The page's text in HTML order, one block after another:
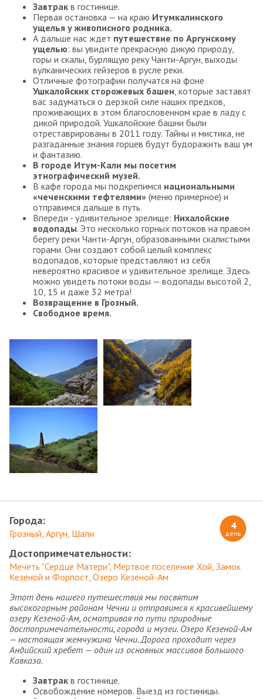
Завтрак в гостинице.
Первая остановка — на краю Итумкалинского
ущелья у живописного родника.
А дальше нас ждет путешествие по Аргунскому
ущелью: вы увидите прекрасную дикую природу,
горы и скалы, бурлящую реку Чанти-Аргун, выходы
вулканических гейзеров в русле реки.
Отличные фотографии получатся на фоне
Ушкалойских сторожевых башен, которые заставят
вас задуматься о дерзкой силе наших предков,
проживающих в этом благословенном крае в ладу с
дикой природой. Ушкалойские башни были
отреставрированы в 2011 году. Тайны и мистика, не
разгаданные знания горцев будут будоражить ваш ум
и фантазию.
В городе Итум-Кали мы посетим
этнографический музей.
В кафе города мы подкрепимся национальными
«чеченскими тефтелями» (меню примерное) и
отправимся дальше в путь.
Впереди - удивительное зрелище: Нихалойские
водопады. Это несколько горных потоков на правом
берегу реки Чанти-Аргун, образованными скалистыми
горами. Они создают собой целый комплекс
водопадов, которые представляют из себя
невероятно красивое и удивительное зрелище. Здесь
можно увидеть потоки воды — водопады высотой 2,
10, 15 и даже 32 метра!
Возвращение в Грозный.
Свободное время.
4
день
Города:
Грозный Аргун Шали
Достопримечательности:
Мечеть "Сердце Матери" Мертвое поселение Хой Замок
Кезеной и Форпост Озеро Кезеной-Ам
Этот день нашего путешествия мы посвятим
высокогорным районам Чечни и отправимся к красивейшему
озеру Кезеной-Ам, осматривая по пути природные
достопримечательности, города и музеи. Озеро Кезеной-Ам
— настоящая жемчужина Чечни. Дорога проходит через
Андийский хребет — один из основных массивов Большого
Кавказа.
Завтрак в гостинице.
Освобождение номеров. Выезд из гостиницы.